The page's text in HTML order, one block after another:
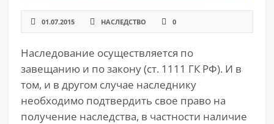
01.07.2015 НАСЛЕДСТВО 0
Наследование осуществляется по
завещанию и по закону (ст. 1111 ГК РФ). И в
том, и в другом случае наследнику
необходимо подтвердить свое право на
получение наследства, в частности наличие